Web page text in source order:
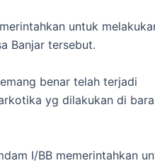
untuk
Banjar tersebut.
benar telah terjadi
yg dilakukan di
I/BB memerintahkan